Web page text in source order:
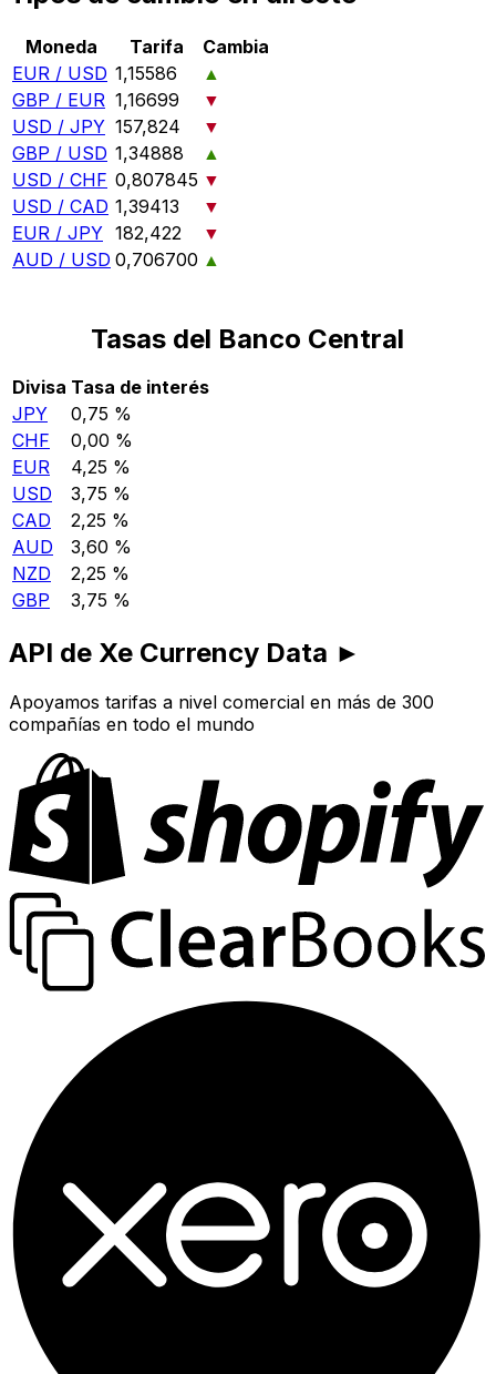
Moneda Tarifa
Cambia
EUR / USD 1,15586
▲
GBP / EUR 1,16699
▼
USD / JPY 157,824
▼
GBP / USD 1,34888
▲
USD / CHF 0,807845 ▼
USD / CAD 1,39413
▼
EUR / JPY 182,422
▼
AUD / USD 0,706700 ▲
Tasas del Banco Central
Divisa Tasa de interés
JPY
0,75 %
CHF
0,00 %
EUR
4,25 %
USD
3,75 %
CAD
2,25 %
AUD
3,60 %
NZD
2,25 %
GBP
3,75 %
API de Xe Currency Data ►
Apoyamos tarifas a nivel comercial en más de 300
compañías en todo el mundo